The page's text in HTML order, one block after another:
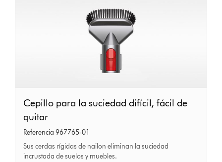
Cepillo
para
la
suciedad
difícil,
Cepillo para la suciedad difícil, fácil de
quitar
Referencia 967765-01
Sus cerdas rígidas de nailon eliminan la suciedad
incrustada de suelos y muebles.